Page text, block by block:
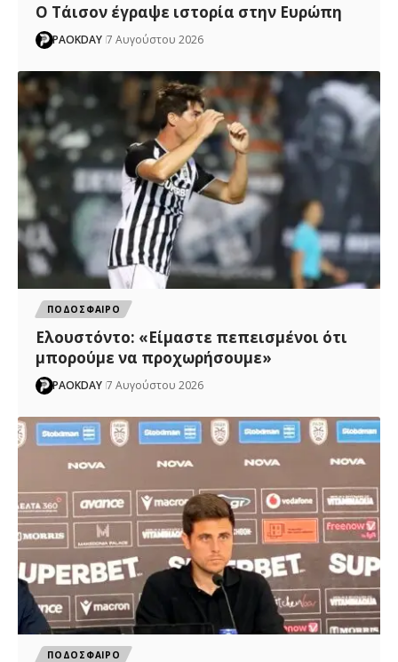
Ο Τάισον έγραψε ιστορία στην Ευρώπη
PAOKDAY 7 Αυγούστου 2026
ΠΟΔΟΣΦΑΙΡΟ
Ελουστόντο: «Είμαστε πεπεισμένοι ότι
μπορούμε να προχωρήσουμε»
PAOKDAY 7 Αυγούστου 2026
ΠΟΔΟΣΦΑΙΡΟ